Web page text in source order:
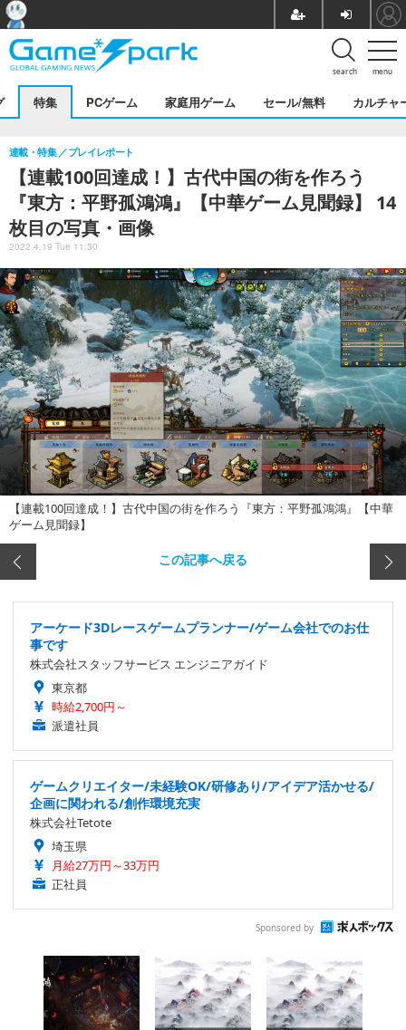
menu
search
特集 PCゲーム 家庭用ゲーム セール/無料 カルチャ
【連載100回達成！】古代中国の街を作ろう
『東方：平野孤鴻鴻』【中華ゲーム見聞録】 14
枚目の写真・画像
連載・特集 プレイレポート
2022.4.19 Tue 11:30
【連載100回達成！】古代中国の街を作ろう『東方：平野孤鴻鴻』【中華
ゲーム見聞録】
この記事へ戻る
アーケード3Dレースゲームプランナー/ゲーム会社でのお仕
事です
株式会社スタッフサービス エンジニアガイド
東京都
時給2,700円～
派遣社員
ゲームクリエイター/未経験OK/研修あり/アイデア活かせる/
企画に関われる/創作環境充実
株式会社Tetote
埼玉県
月給27万円～33万円
正社員
Sponsored by